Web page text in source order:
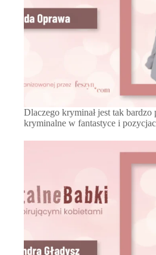
Dlaczego kryminał jest tak
kryminalne w fantastyce i